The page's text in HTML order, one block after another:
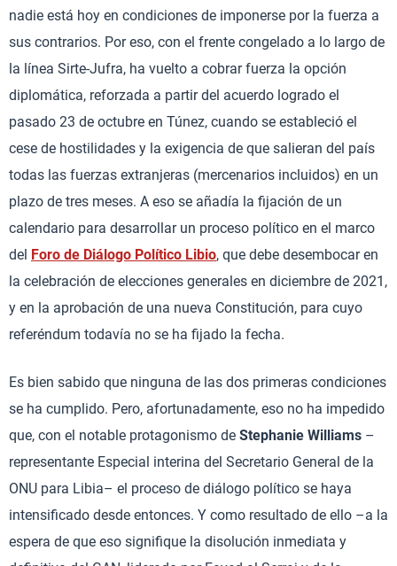
nadie está hoy en condiciones de imponerse por la fuerza a
sus contrarios. Por eso, con el frente congelado a lo largo de
la línea Sirte-Jufra, ha vuelto a cobrar fuerza la opción
diplomática, reforzada a partir del acuerdo logrado el
pasado 23 de octubre en Túnez, cuando se estableció el
cese de hostilidades y la exigencia de que salieran del país
todas las fuerzas extranjeras (mercenarios incluidos) en un
plazo de tres meses. A eso se añadía la fijación de un
calendario para desarrollar un proceso político en el marco
del Foro de Diálogo Político Libio, que debe desembocar en
la celebración de elecciones generales en diciembre de 2021,
y en la aprobación de una nueva Constitución, para cuyo
referéndum todavía no se ha fijado la fecha.
Es bien sabido que ninguna de las dos primeras condiciones
se ha cumplido. Pero, afortunadamente, eso no ha impedido
que, con el notable protagonismo de Stephanie Williams –
representante Especial interina del Secretario General de la
ONU para Libia– el proceso de diálogo político se haya
intensificado desde entonces. Y como resultado de ello –a la
espera de que eso signifique la disolución inmediata y